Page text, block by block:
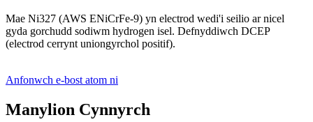
Mae Ni327 (AWS ENiCrFe-9) yn electrod wedi'i seilio ar nicel
gyda gorchudd sodiwm hydrogen isel. Defnyddiwch DCEP
(electrod cerrynt uniongyrchol positif).
Anfonwch e-bost atom ni
Manylion Cynnyrch